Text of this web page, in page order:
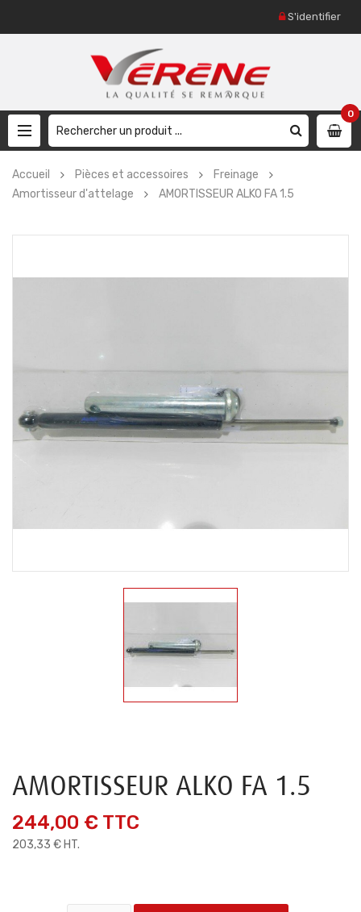
S'identifier
0
Accueil Pièces et accessoires
Freinage
Amortisseur d'attelage
AMORTISSEUR ALKO FA 1.5
AMORTISSEUR ALKO FA 1.5
244,00 € TTC
203,33 € HT.